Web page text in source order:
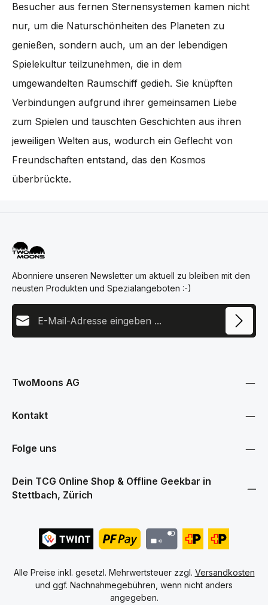
Besucher aus fernen Sternensystemen kamen nicht
nur, um die Naturschönheiten des Planeten zu
genießen, sondern auch, um an der lebendigen
Spielekultur teilzunehmen, die in dem
umgewandelten Raumschiff gedieh. Sie knüpften
Verbindungen aufgrund ihrer gemeinsamen Liebe
zum Spielen und tauschten Geschichten aus ihren
jeweiligen Welten aus, wodurch ein Geflecht von
Freundschaften entstand, das den Kosmos
überbrückte.
Abonniere unseren Newsletter um aktuell zu bleiben mit den
neusten Produkten und Spezialangeboten :-)
E-Mail-Adresse
genommen und die
TwoMoons AG
Kontakt
Folge uns
Dein TCG Online Shop & Offline Geekbar in
Stettbach, Zürich
Alle Preise inkl. gesetzl. Mehrwertsteuer zzgl. Versandkosten
und ggf. Nachnahmegebühren, wenn nicht anders
angegeben.